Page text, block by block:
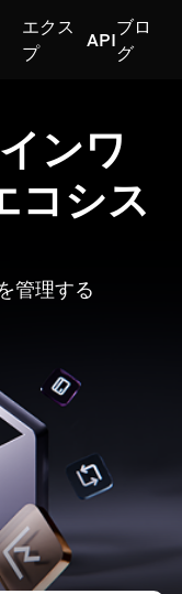
エクス
プ
API
ブロ
グ
ンワ
コシス
管理する